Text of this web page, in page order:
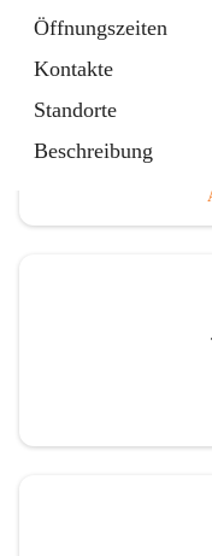
Öffnungszeiten
Kontakte
Standorte
Beschreibung